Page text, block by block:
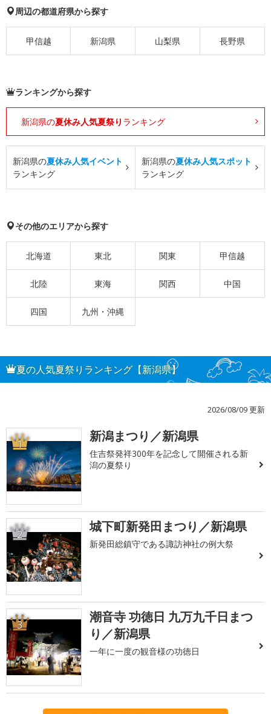
周辺の都道府県から探す
甲信越 新潟県 山梨県 長野県
ランキングから探す
新潟県の夏休み人気夏祭り ランキング
新潟県の夏休み人気イベント
ランキング
新潟県の夏休み人気スポット
ランキング
その他のエリアから探す
北海道 東北 関東 甲信越
北陸 東海 関西 中国
四国 九州・沖縄
夏の人気夏祭りランキング【新潟県】
2026/08/09 更新
1 新潟まつり／新潟県
住吉祭発祥300年を記念して開催される新
潟の夏祭り
2 城下町新発田まつり／新潟県
新発田総鎮守である諏訪神社の例大祭
3
潮音寺 功徳日 九万九千日まつ
り／新潟県
一年に一度の観音様の功徳日